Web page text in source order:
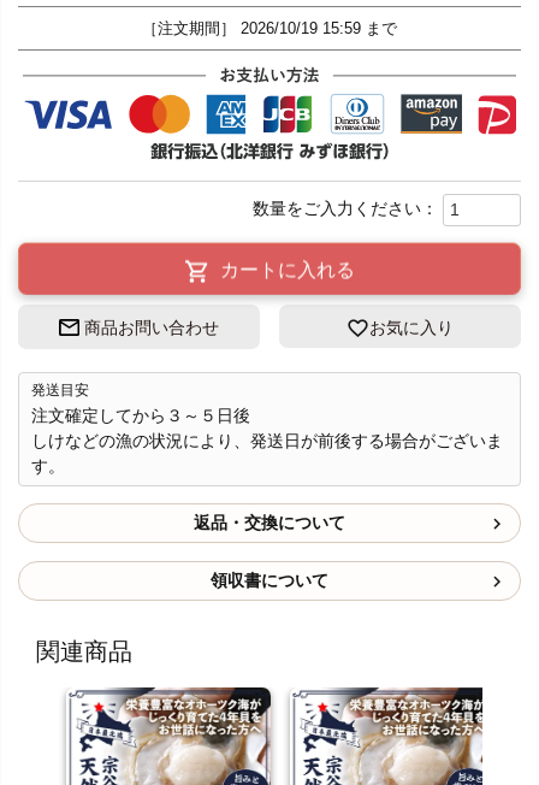
［注文期間］ 2026/10/19 15:59
カートに入れる
商品お問い合わせ お気に入り
発送目安
注文確定してから３～５日後
しけなどの漁の状況により、発送日が前後する場合がございま
す。
返品・交換について
領収書について
関連商品